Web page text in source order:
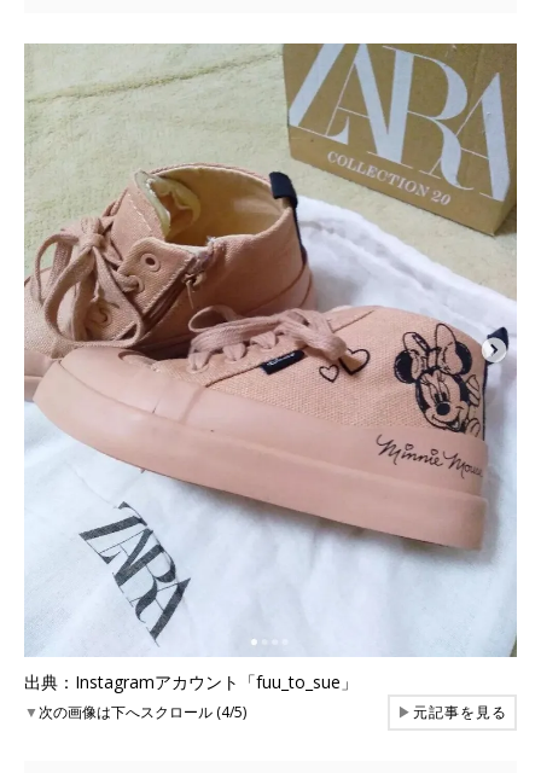
出典：Instagramアカウント「fuu_to_sue」
▼次の画像は下へスクロール (4/5) ▶元記事を見る